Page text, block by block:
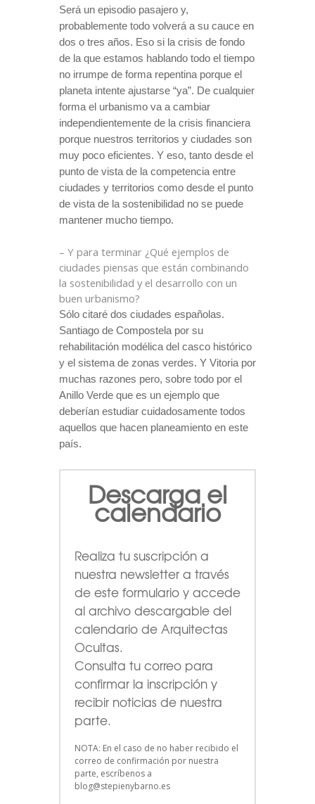
Será un episodio pasajero y,
probablemente todo volverá a su cauce en
dos o tres años. Eso si la crisis de fondo
de la que estamos hablando todo el tiempo
no irrumpe de forma repentina porque el
planeta intente ajustarse “ya”. De cualquier
forma el urbanismo va a cambiar
independientemente de la crisis financiera
porque nuestros territorios y ciudades son
muy poco eficientes. Y eso, tanto desde el
punto de vista de la competencia entre
ciudades y territorios como desde el punto
de vista de la sostenibilidad no se puede
mantener mucho tiempo.
– Y para terminar ¿Qué ejemplos de
ciudades piensas que están combinando
la sostenibilidad y el desarrollo con un
buen urbanismo?
Sólo citaré dos ciudades españolas.
Santiago de Compostela por su
rehabilitación modélica del casco histórico
y el sistema de zonas verdes. Y Vitoria por
muchas razones pero, sobre todo por el
Anillo Verde que es un ejemplo que
deberían estudiar cuidadosamente todos
aquellos que hacen planeamiento en este
país.
Descarga el
calendario
Realiza tu suscripción a
nuestra newsletter a través
de este formulario y accede
al archivo descargable del
calendario de Arquitectas
Ocultas.
Consulta tu correo para
confirmar la inscripción y
recibir noticias de nuestra
parte.
NOTA: En el caso de no haber recibido el
correo de confirmación por nuestra
parte, escríbenos a
blog@stepienybarno.es